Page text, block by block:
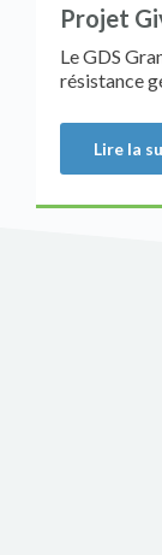
Projet
Le GDS
résistance
Lire la